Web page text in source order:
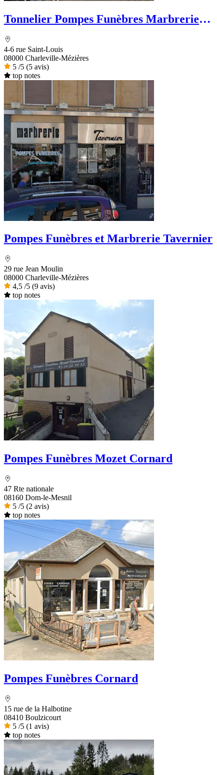
Tonnelier Pompes Funèbres Marbrerie
4-6 rue Saint-Louis
08000 Charleville-Mézières
5 /5 (5 avis)
top notes
Pompes Funèbres et Marbrerie Tavernier
29 rue Jean Moulin
08000 Charleville-Mézières
4,5 /5 (9 avis)
top notes
Pompes Funèbres Mozet Cornard
47 Rte nationale
08160 Dom-le-Mesnil
5 /5 (2 avis)
top notes
Pompes Funèbres Cornard
15 rue de la Halbotine
08410 Boulzicourt
5 /5 (1 avis)
top notes